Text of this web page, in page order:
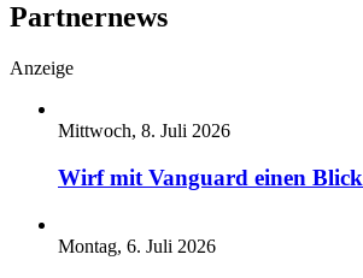
Partnernews
Anzeige
Mittwoch, 8. Juli 2026
Wirf mit Vanguard einen Blick
Montag, 6. Juli 2026